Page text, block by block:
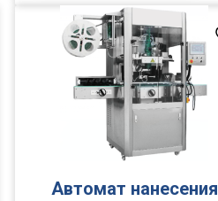
Автомат нанесения